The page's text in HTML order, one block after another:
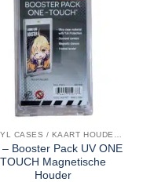
– Booster Pack UV ONE
TOUCH Magnetische
Houder